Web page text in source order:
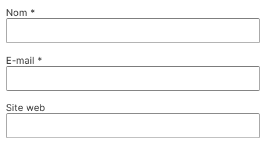
Nom *
E-mail *
Site web